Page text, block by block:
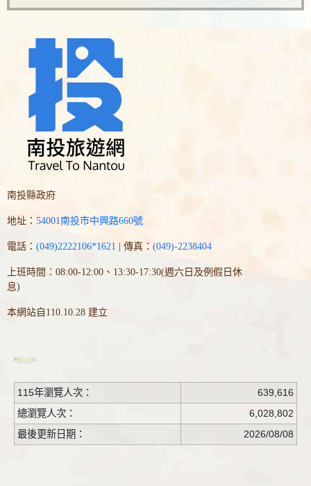
南投縣政府
地址： 54001南投市中興路660號
電話： (049)2222106*1621 | 傳真： (049)-2238404
上班時間：08:00-12:00、13:30-17:30(週六日及例假日休
息)
本網站自110.10.28 建立
115年瀏覽人次：
639,616
總瀏覽人次：
6,028,802
最後更新日期：
2026/08/08